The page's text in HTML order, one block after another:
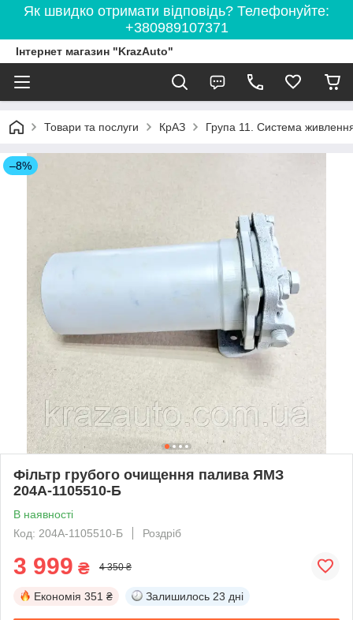
Як швидко отримати відповідь? Телефонуйте:
+380989107371
Інтернет магазин "KrazAuto"
Товари та послуги КрАЗ Група 11. Система
–8%
Фільтр грубого очищення палива ЯМЗ
204А-1105510-Б
В наявності
Код: 204А-1105510-Б
Роздріб
3 999 ₴ 4 350 ₴
Економія 351 ₴ Залишилось 23 дні